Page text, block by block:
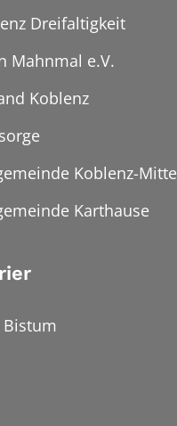
Dreifaltigkeit
Mahnmal e.V.
Koblenz
Koblenz-Mitte
Karthause